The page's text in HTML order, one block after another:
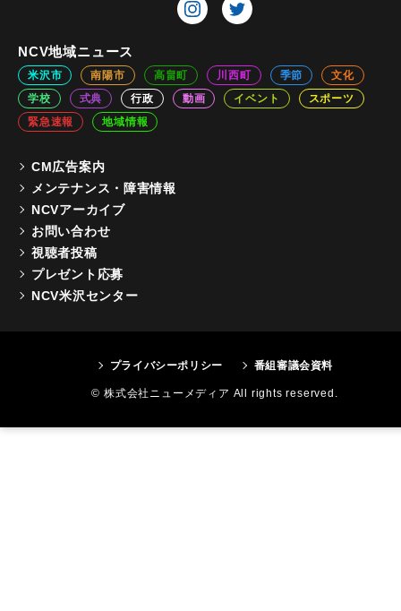
NCV地域ニュース
米沢市 南陽市 高畠町 川西町 季節
文化
学校
式典 行政 動画 イベント
スポーツ
緊急速報
地域情報
CM広告案内
メンテナンス・障害情報
NCVアーカイブ
お問い合わせ
視聴者投稿
プレゼント応募
NCV米沢センター
プライバシーポリシー 番組審議会資料
© 株式会社ニューメディア All rights reserved.